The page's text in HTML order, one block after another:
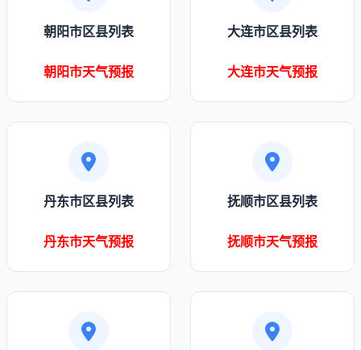
朝阳市区县列表
朝阳市天气预报
大连市区县列表
大连市天气预报
丹东市区县列表
丹东市天气预报
抚顺市区县列表
抚顺市天气预报